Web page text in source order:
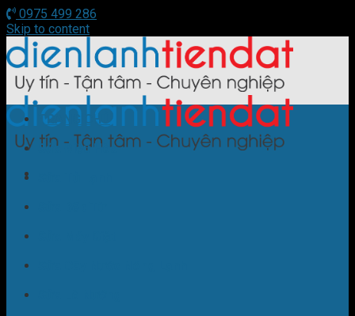
0975 499 286
Skip to content
TRANG CHỦ
Sửa Điều Hòa